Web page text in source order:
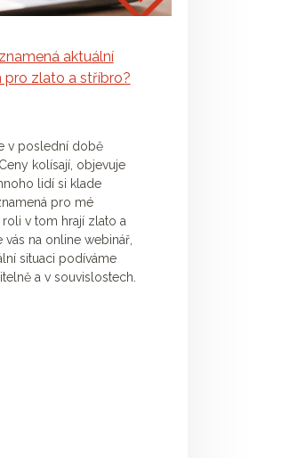
aktuální
pro zlato a stříbro?
v poslední době
kolísají, objevuje
lidí si klade
pro mé
v tom hrají zlato a
na online webinář,
situaci podíváme
a v souvislostech.